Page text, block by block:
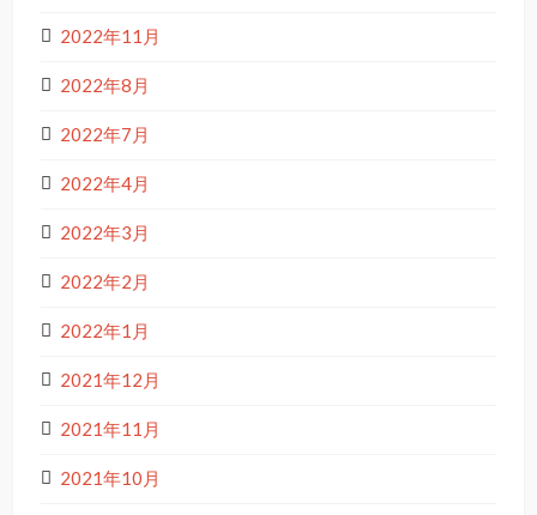
2022年11月
2022年8月
2022年7月
2022年4月
2022年3月
2022年2月
2022年1月
2021年12月
2021年11月
2021年10月